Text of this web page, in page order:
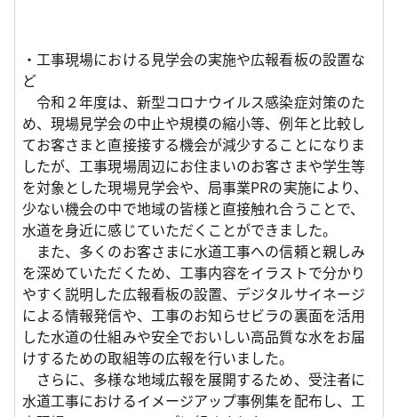
・工事現場における見学会の実施や広報看板の設置な
ど
令和２年度は、新型コロナウイルス感染症対策のた
め、現場見学会の中止や規模の縮小等、例年と比較し
てお客さまと直接接する機会が減少することになりま
したが、工事現場周辺にお住まいのお客さまや学生等
を対象とした現場見学会や、局事業PRの実施により、
少ない機会の中で地域の皆様と直接触れ合うことで、
水道を身近に感じていただくことができました。
また、多くのお客さまに水道工事への信頼と親しみ
を深めていただくため、工事内容をイラストで分かり
やすく説明した広報看板の設置、デジタルサイネージ
による情報発信や、工事のお知らせビラの裏面を活用
した水道の仕組みや安全でおいしい高品質な水をお届
けするための取組等の広報を行いました。
さらに、多様な地域広報を展開するため、受注者に
水道工事におけるイメージアップ事例集を配布し、工